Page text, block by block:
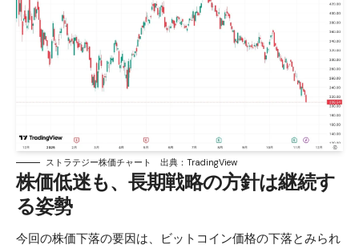
ストラテジー株価チャート 出典：TradingView
株価低迷も、長期戦略の方針は継続す
る姿勢
今回の株価下落の要因は、 ビットコイン価格の下落とみられ